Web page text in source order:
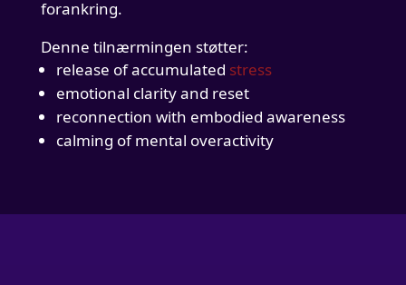
forankring.
Denne tilnærmingen støtter:
release of accumulated stress
emotional clarity and reset
reconnection with embodied awareness
calming of mental overactivity